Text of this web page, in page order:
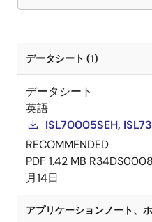
データシート (1)
データシート
英語
ISL70005SEH,
RECOMMENDED
PDF 1.42 MB
月14日
アプリケーションノート、